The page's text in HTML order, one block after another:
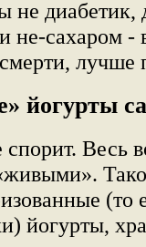
не диабетик,
не-сахаром -
лучше
йогурты
Весь
(то
йогурты,